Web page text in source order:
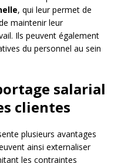
, qui leur permet de
maintenir leur
Ils peuvent également
du personnel au sein
salarial
clientes
plusieurs avantages
ainsi externaliser
les contraintes